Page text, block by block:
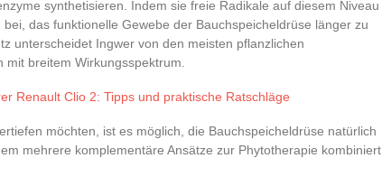
synthetisieren. Indem sie freie Radikale auf diesem Niveau
das funktionelle Gewebe der Bauchspeicheldrüse länger zu
unterscheidet Ingwer von den meisten pflanzlichen
breitem Wirkungsspektrum.
Renault Clio 2: Tipps und praktische Ratschläge
möchten, ist es möglich, die Bauchspeicheldrüse natürlich
mehrere komplementäre Ansätze zur Phytotherapie kombiniert